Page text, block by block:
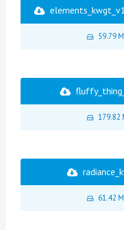
59.79
179.82
61.42